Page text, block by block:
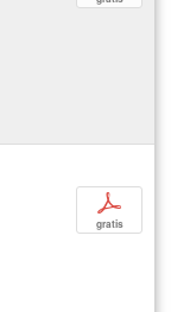
p
gratis